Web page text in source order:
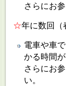
さらにお
☆年に数回（
電車や車
かる時間
さらにお
い。